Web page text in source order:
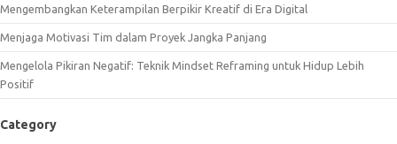
Mengembangkan Keterampilan Berpikir Kreatif di Era Digital
Menjaga Motivasi Tim dalam Proyek Jangka Panjang
Mengelola Pikiran Negatif: Teknik Mindset Reframing untuk Hidup Lebih
Positif
Category